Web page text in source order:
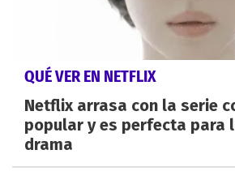
QUÉ VER EN NETFLIX
Netflix arrasa con la serie
popular y es perfecta para
drama